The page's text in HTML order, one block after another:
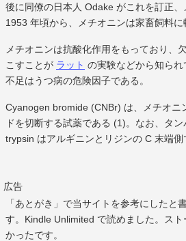
後に同僚の日本人 Odake がこれを訂正、
1953 年頃から、メチオニンは家畜飼料に
メチオニンは抗酸化作用をもっており、
こすことが ラット の実験などから知ら
不足はうつ病の危険因子である。
Cyanogen bromide (CNBr) は、メチオニ
ドを切断する試薬である (1)。なお、タ
trypsin はアルギニンとリジンの C 末端側
広告
「あとがき」で当サイトを参考にしたと
す。Kindle Unlimited で読めました。ス
かったです。